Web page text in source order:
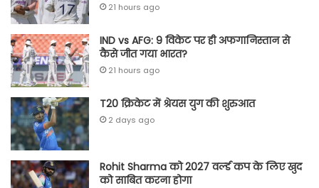
21 hours ago
IND vs AFG: 9 विकेट पर ही अफगानिस्तान से
कैसे जीत गया भारत?
21 hours ago
T20 क्रिकेट में श्रेयस युग की शुरुआत
2 days ago
Rohit Sharma को 2027 वर्ल्‍ड कप के लिए खुद
को साबित करना होगा